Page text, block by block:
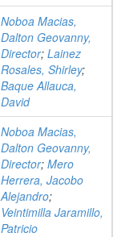
Noboa Macias,
Dalton Geovanny,
Director; Lainez
Rosales, Shirley;
Baque Allauca,
David
Noboa Macias,
Dalton Geovanny,
Director; Mero
Herrera, Jacobo
Alejandro;
Veintimilla Jaramillo,
Patricio